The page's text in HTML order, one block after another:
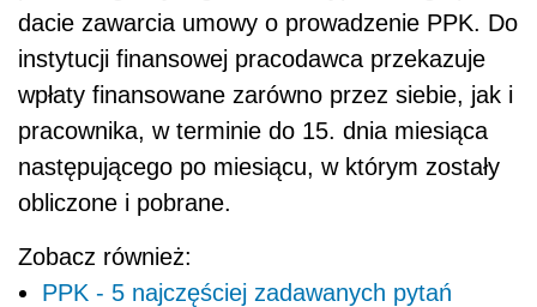
dacie zawarcia umowy o prowadzenie PPK. Do
instytucji finansowej pracodawca przekazuje
wpłaty finansowane zarówno przez siebie, jak i
pracownika, w terminie do 15. dnia miesiąca
następującego po miesiącu, w którym zostały
obliczone i pobrane.
Zobacz również:
PPK - 5 najczęściej zadawanych pytań